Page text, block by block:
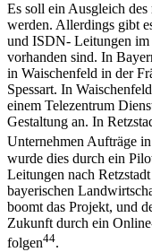
Es soll ein Ausgleich
werden. Allerdings gibt
und ISDN- Leitungen im
vorhanden sind. In
in Waischenfeld in der
Spessart. In
einem Telezentrum
Gestaltung an. In
Unternehmen Aufträge
wurde dies durch ein
Leitungen nach
bayerischen
boomt das Projekt, und
Zukunft durch ein
folgen44.